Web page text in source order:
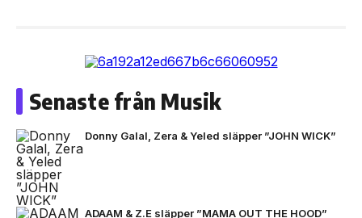
Senaste från Musik
Donny Galal, Zera & Yeled släpper ”JOHN WICK”
ADAAM & Z.E släpper ”MAMA OUT THE HOOD”